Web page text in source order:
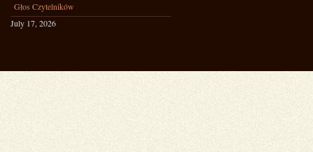
Głos Czytelników
July 17, 2026